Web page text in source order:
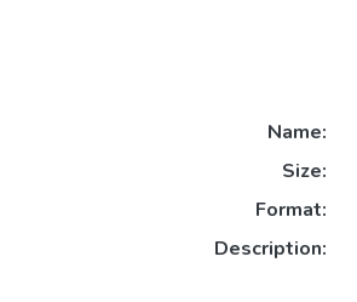
Name:
Size:
Format:
Description: